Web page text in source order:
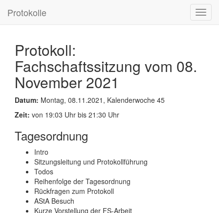
Protokolle
Protokoll:
Fachschaftssitzung vom 08.
November 2021
Datum: Montag, 08.11.2021, Kalenderwoche 45
Zeit: von 19:03 Uhr bis 21:30 Uhr
Tagesordnung
Intro
Sitzungsleitung und Protokollführung
Todos
Reihenfolge der Tagesordnung
Rückfragen zum Protokoll
AStA Besuch
Kurze Vorstellung der FS-Arbeit